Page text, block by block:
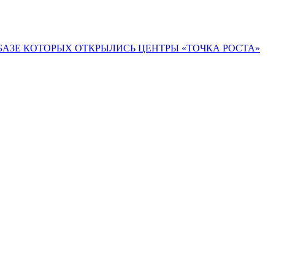
КОТОРЫХ ОТКРЫЛИСЬ ЦЕНТРЫ «ТОЧКА РОСТА»